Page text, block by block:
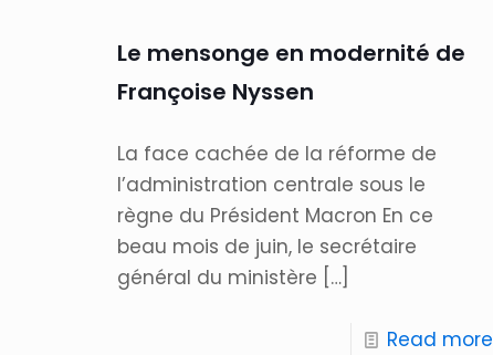
Le mensonge en modernité de
Françoise Nyssen
La face cachée de la réforme de
l’administration centrale sous le
règne du Président Macron En ce
beau mois de juin, le secrétaire
général du ministère […]
Read more